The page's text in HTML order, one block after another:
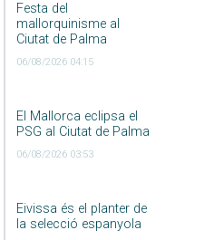
Festa del
mallorquinisme al
Ciutat de Palma
06/08/2026 04:15
El Mallorca eclipsa el
PSG al Ciutat de Palma
06/08/2026 03:53
Eivissa és el planter de
la selecció espanyola